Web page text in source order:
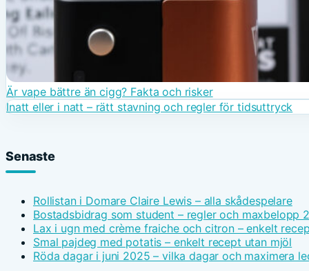
Är vape bättre än cigg? Fakta och risker
Inatt eller i natt – rätt stavning och regler för tidsuttryck
Senaste
Rollistan i Domare Claire Lewis – alla skådespelare
Bostadsbidrag som student – regler och maxbelopp
Lax i ugn med crème fraiche och citron – enkelt
Smal pajdeg med potatis – enkelt recept utan mjöl
Röda dagar i juni 2025 – vilka dagar och maximera